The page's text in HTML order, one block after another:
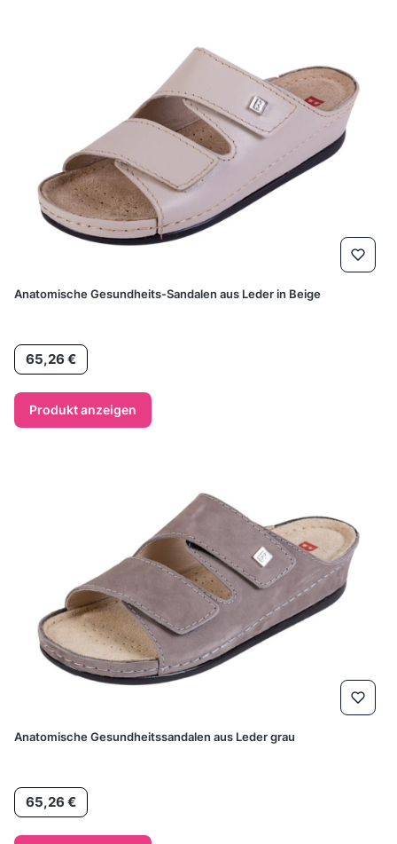
Anatomische Gesundheits-Sandalen aus Leder in Beige
Preis
65,26 €
Produkt anzeigen
Anatomische Gesundheitssandalen aus Leder grau
Preis
65,26 €